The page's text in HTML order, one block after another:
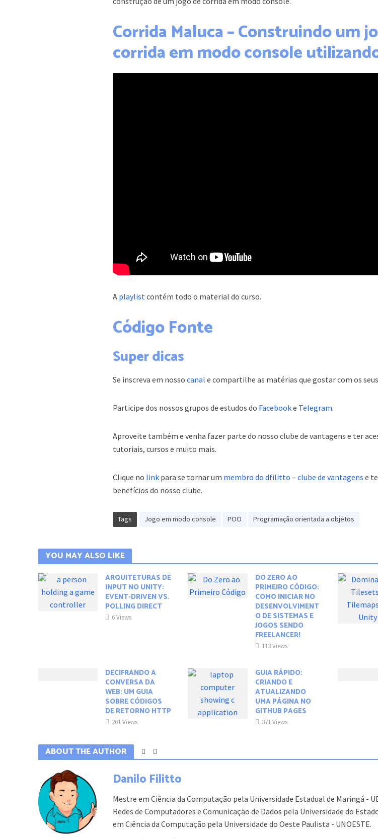
Corrida Maluca – Construindo um
corrida em modo console
A playlistcontém todo o material do curso.
Código Fonte
Super dicas
Se inscreva em nossocanal e compartilhe as matérias que gostar com os
Participe dos nossos grupos de estudos do Facebooke Telegram.
Aproveite também e venha fazer parte do nosso clube de vantagens e ter
tutoriais, cursos e muito mais.
Clique no link para se tornar um membro do dfilitto – clube de vantagens e
benefícios do nosso clube.
Tags Jogo em modo console POO Programação orientada a objetos
YOU MAY ALSO LIKE
ARQUITETURAS DE
INPUT NO UNITY:
EVENT-DRIVEN VS.
POLLING DIRECT
6 Views
DO ZERO AO
PRIMEIRO CÓDIGO:
COMO INICIAR NO
DESENVOLVIMENT
O DE SISTEMAS E
JOGOS SENDO
FREELANCER!
113 Views
DECIFRANDO A
CONVERSA DA
WEB: UM GUIA
SOBRE CÓDIGOS
DE RETORNO HTTP
201 Views
GUIA RÁPIDO:
CRIANDO E
ATUALIZANDO
UMA PÁGINA NO
GITHUB PAGES
371 Views
ABOUT THE AUTHOR
Danilo Filitto
Mestre em Ciência da Computação pela Universidade Estadual de Maringá -
Redes de Computadores e Comunicação de Dados pela Universidade do
em Ciência da Computação pela Universidade do Oeste Paulista - UNOESTE.